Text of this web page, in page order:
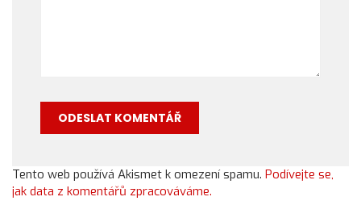
Tento web používá Akismet k omezení spamu. Podívejte se,
jak data z komentářů zpracováváme.